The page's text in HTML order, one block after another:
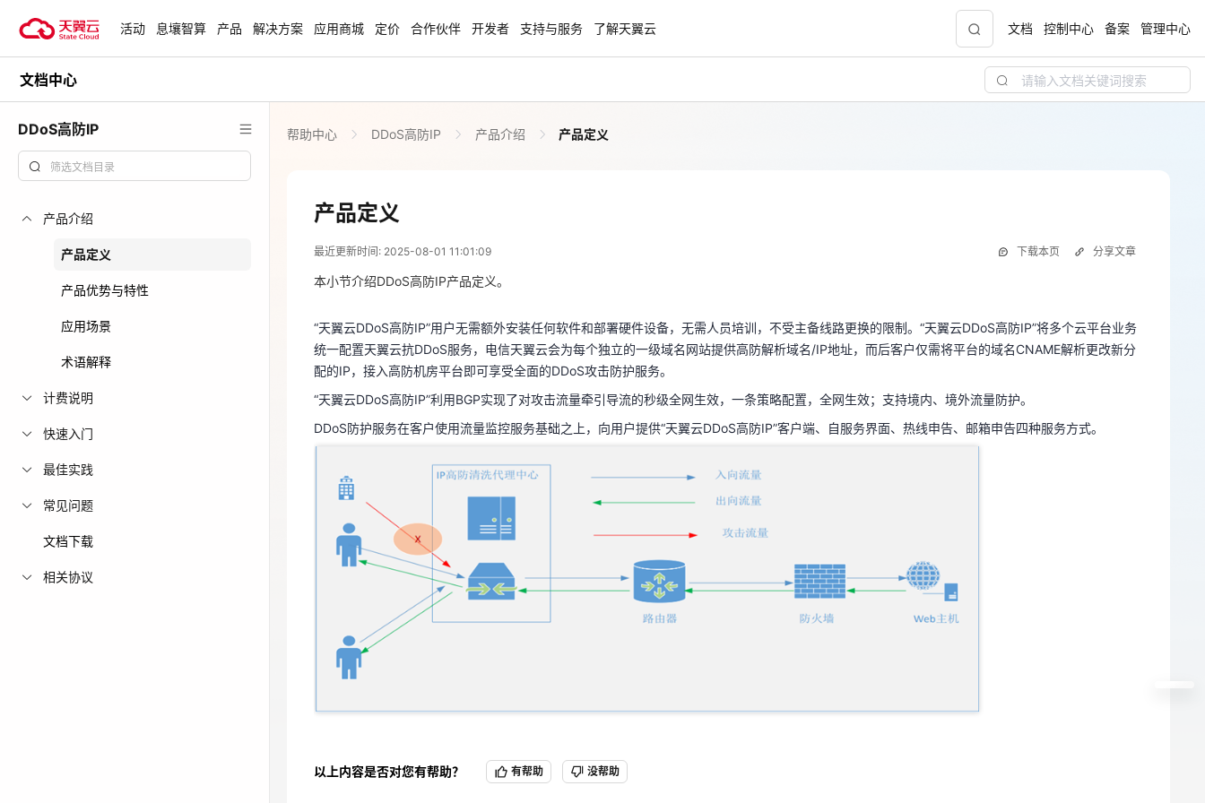
试用，产品折扣等，助您降本增
安全隔离版OpenClaw NEW 聚力AI赋能 天翼云大模型专项
企业出海解决方案
助力您的业务扬帆出海，通达全球！
国家云助力中小企业腾飞，高额上云补贴重磅
爆款云主机全场特惠，2核4G只要1.8折起！
加入成为云推官，推荐新用户注册下单得现金
奖励
免费活动
免费试用中心
多款云产品免费试用，快来开启云上之旅
天翼云用户体验官 NEW
您的洞察，重塑科技边界
活动 息壤智算 产品 解决方案 应用商城 定价 合作伙伴 开发者 支持与服务 了解天翼云 文档 控制中心 备案 管理中心
文档中心
DDoS高防IP
产品介绍
产品定义
产品优势与特性
应用场景
术语解释
计费说明
快速入门
最佳实践
常见问题
文档下载
相关协议
帮助中心 DDoS高防IP 产品介绍 产品定义
产品定义
最近更新时间: 2025-08-01 11:01:09 下载本页
2025-08-01 03:01:09
“天翼云DDoS高防IP”用户无需额外安装任何软件和部署硬件设备，无需人员培训，不受主备线路更换的限制。“天翼云DDoS高防IP”将多个云平台业务
统一配置天翼云抗DDoS服务，电信天翼云会为每个独立的一级域名网站提供高防解析域名/IP地址，而后客户仅需将平台的域名CNAME解析更改新分
“天翼云DDoS高防IP”利用BGP实现了对攻击流量牵引导流的秒级全网生效，一条策略配置，全网生效；支持境内、境外流量防护。
DDoS防护服务在客户使用流量监控服务基础之上，向用户提供“天翼云DDoS高防IP”客户端、自服务界面、热线申告、邮箱申告四种服务方式。
分享文章
本小节介绍DDoS高防IP产品定义。
“天翼云DDoS高防IP”用户无需额外安装任何软件和部署硬件设备，无需人员培训，不受主备线路更换的限制。“天翼云DDoS高防IP”将多个云平台业务
统一配置天翼云抗DDoS服务，电信天翼云会为每个独立的一级域名网站提供高防解析域名/IP地址，而后客户仅需将平台的域名CNAME解析更改新分
配的IP，接入高防机房平台即可享受全面的DDoS攻击防护服务。
“天翼云DDoS高防IP”利用BGP实现了对攻击流量牵引导流的秒级全网生效，一条策略配置，全网生效；支持境内、境外流量防护。
DDoS防护服务在客户使用流量监控服务基础之上，向用户提供“天翼云DDoS高防IP”客户端、自服务界面、热线申告、邮箱申告四种服务方式。
以上内容是否对您有帮助？ 有帮助 没帮助